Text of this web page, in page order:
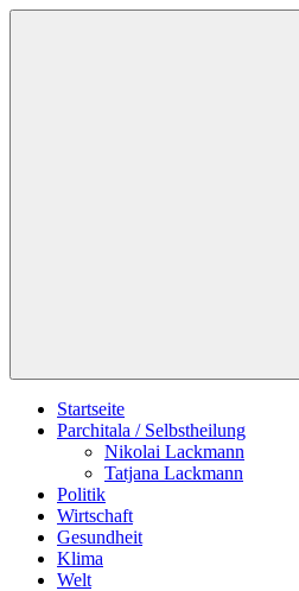
Zum
Startseite
Parchitala / Selbstheilung
Nikolai Lackmann
Tatjana Lackmann
Politik
Wirtschaft
Gesundheit
Klima
Welt